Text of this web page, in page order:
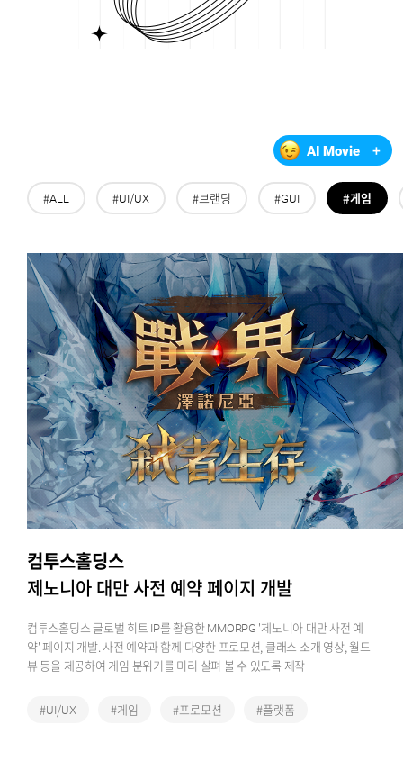
AI Movie +
#ALL #UI/UX #브랜딩 #GUI #게임
컴투스홀딩스
제노니아 대만 사전 예약 페이지 개발
컴투스홀딩스 글로벌 히트 IP를 활용한 MMORPG '제노니아 대만 사전 예
약' 페이지 개발. 사전 예약과 함께 다양한 프로모션, 클래스 소개 영상, 월드
뷰 등을 제공하여 게임 분위기를 미리 살펴 볼 수 있도록 제작
#UI/UX #게임 #프로모션 #플랫폼